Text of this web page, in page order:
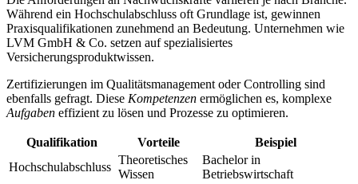
Während ein Hochschulabschluss oft Grundlage ist, gewinnen
Praxisqualifikationen zunehmend an Bedeutung. Unternehmen wie
LVM GmbH & Co. setzen auf spezialisiertes
Versicherungsproduktwissen.
Zertifizierungen im Qualitätsmanagement oder Controlling sind
ebenfalls gefragt. Diese Kompetenzen ermöglichen es, komplexe
Aufgaben effizient zu lösen und Prozesse zu optimieren.
Qualifikation Vorteile
Beispiel
Hochschulabschluss
Theoretisches
Wissen
Bachelor in
Betriebswirtschaft